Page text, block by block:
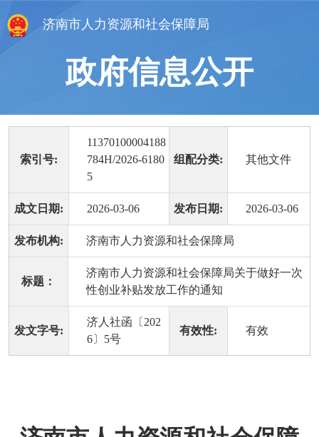
济南市人力资源和社会保障局
政府信息公开
索引号:
11370100004188
784H/2026-6180
5
组配分类: 其他文件
成文日期: 2026-03-06 发布日期: 2026-03-06
发布机构: 济南市人力资源和社会保障局
标题：
济南市人力资源和社会保障局关于做好一次
性创业补贴发放工作的通知
发文字号:
济人社函〔202
6〕5号
有效性: 有效